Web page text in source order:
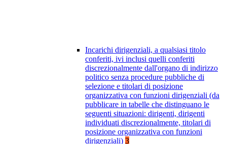
Incarichi dirigenziali, a qualsiasi titolo
conferiti, ivi inclusi quelli conferiti
discrezionalmente dall'organo di indirizzo
politico senza procedure pubbliche di
selezione e titolari di posizione
organizzativa con funzioni dirigenziali (da
pubblicare in tabelle che distinguano le
seguenti situazioni: dirigenti, dirigenti
individuati discrezionalmente, titolari di
posizione organizzativa con funzioni
dirigenziali) 3